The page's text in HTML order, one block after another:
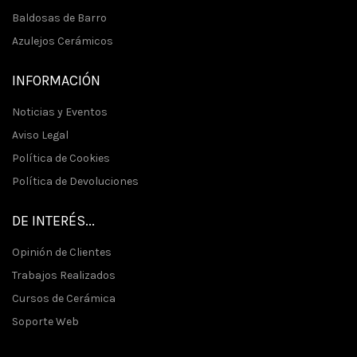
Baldosas de Barro
Azulejos Cerámicos
INFORMACIÓN
Noticias y Eventos
Aviso Legal
Política de Cookies
Política de Devoluciones
DE INTERÉS...
Opinión de Clientes
Trabajos Realizados
Cursos de Cerámica
Soporte Web